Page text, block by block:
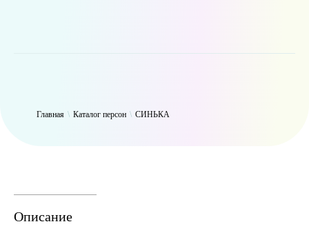
Главная \ Каталог персон \ СИНЬКА
Описание